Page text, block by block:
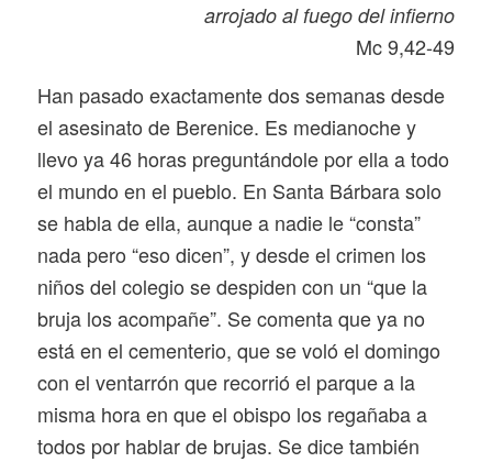
arrojado al fuego del infierno
Mc 9,42-49
Han pasado exactamente dos semanas desde
el asesinato de Berenice. Es medianoche y
llevo ya 46 horas preguntándole por ella a todo
el mundo en el pueblo. En Santa Bárbara solo
se habla de ella, aunque a nadie le “consta”
nada pero “eso dicen”, y desde el crimen los
niños del colegio se despiden con un “que la
bruja los acompañe”. Se comenta que ya no
está en el cementerio, que se voló el domingo
con el ventarrón que recorrió el parque a la
misma hora en que el obispo los regañaba a
todos por hablar de brujas. Se dice también